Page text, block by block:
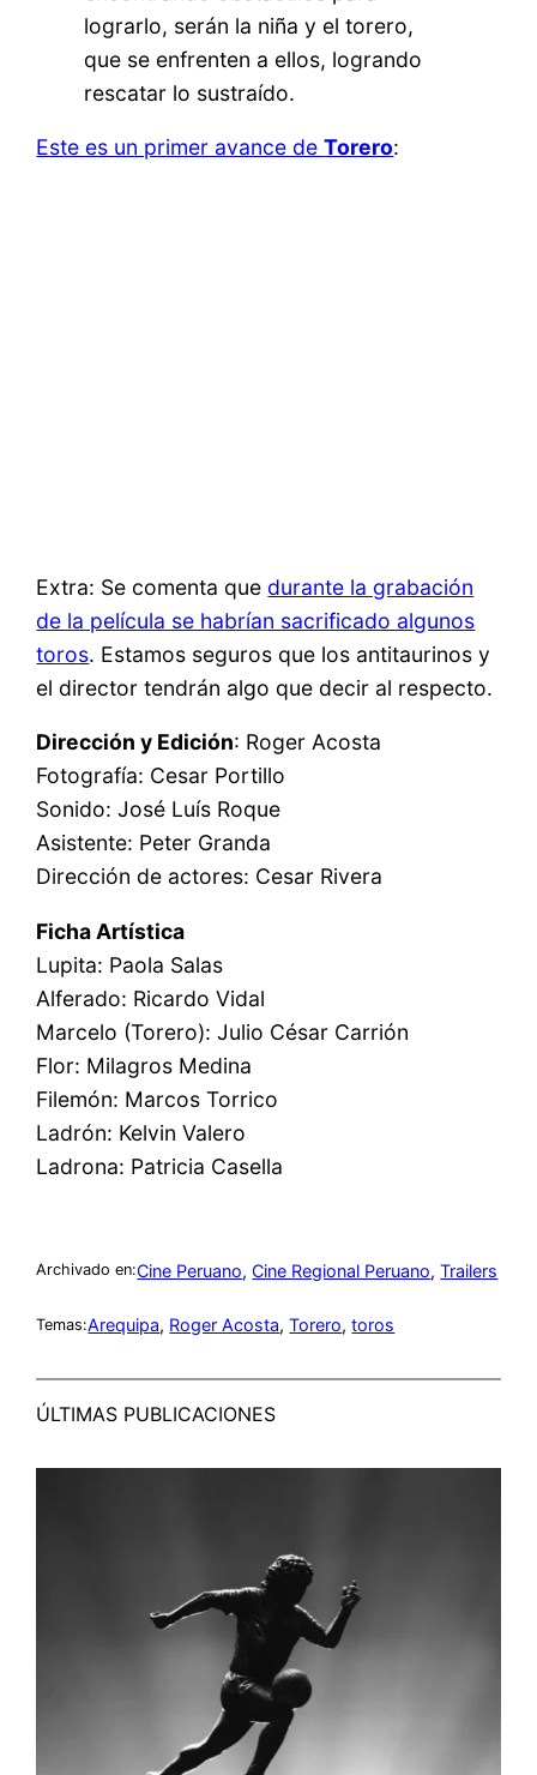
lograrlo, serán la niña y el torero,
que se enfrenten a ellos, logrando
rescatar lo sustraído.
Este es un primer avance deTorero:
Extra: Se comenta que durante la grabación
de la película se habrían sacrificado algunos
toros. Estamos seguros que los antitaurinos y
el director tendrán algo que decir al respecto.
Dirección y Edición: Roger Acosta
Fotografía: Cesar Portillo
Sonido: José Luís Roque
Asistente: Peter Granda
Dirección de actores: Cesar Rivera
Ficha Artística
Lupita: Paola Salas
Alferado: Ricardo Vidal
Marcelo (Torero): Julio César Carrión
Flor: Milagros Medina
Filemón: Marcos Torrico
Ladrón: Kelvin Valero
Ladrona: Patricia Casella
Archivado en:Cine Peruano, Cine Regional Peruano, Trailers
Temas:Arequipa, Roger Acosta, Torero, toros
ÚLTIMAS PUBLICACIONES